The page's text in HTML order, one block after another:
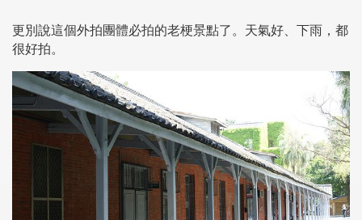
更別說這個外拍團體必拍的老梗景點了。天氣好、下雨，都
很好拍。